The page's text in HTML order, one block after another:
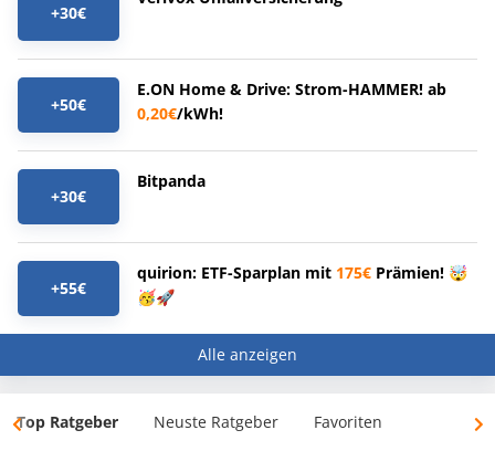
+30€
+50€
E.ON Home & Drive: Strom-HAMMER! ab
0,20€/kWh!
+30€
Bitpanda
+55€
quirion: ETF-Sparplan mit 175€ Prämien! 🤯
🥳🚀
Alle anzeigen
Top Ratgeber Neuste Ratgeber Favoriten